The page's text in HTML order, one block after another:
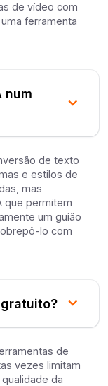
de vídeo com
ferramenta
num
de texto
e estilos de
mas
que permitem
um guião
lo com
de
vezes limitam
da